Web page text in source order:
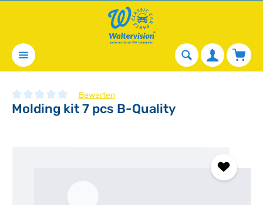
Durchschnittliche Bewertung von 0 von 5 Sternen
Bewerten
Molding kit 7 pcs B-Quality